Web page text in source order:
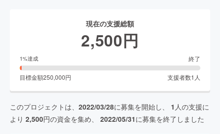
現在の支援総額
2,500円
1%達成 終了
目標金額250,000円 支援者数1 人
このプロジェクトは、 2022/03/28に募集を開始し、 1 人の支援に
より 2,500円の資金を集め、 2022/05/31に募集を終了しました